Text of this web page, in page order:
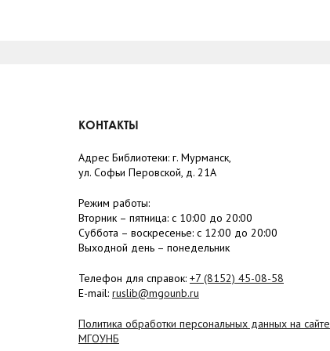
КОНТАКТЫ
Адрес Библиотеки: г. Мурманск,
ул. Софьи Перовской, д. 21А
Режим работы:
Вторник – пятница: с 10:00 до 20:00
Суббота – воскресенье: c 12:00 до 20:00
Выходной день – понедельник
Телефон для справок: +7 (8152) 45-08-58
E-mail: ruslib@mgounb.ru
Политика обработки персональных данных на сайте
МГОУНБ